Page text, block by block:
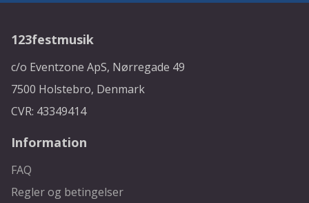
123festmusik
c/o Eventzone ApS, Nørregade 49
7500 Holstebro, Denmark
CVR: 43349414
Information
FAQ
Regler og betingelser